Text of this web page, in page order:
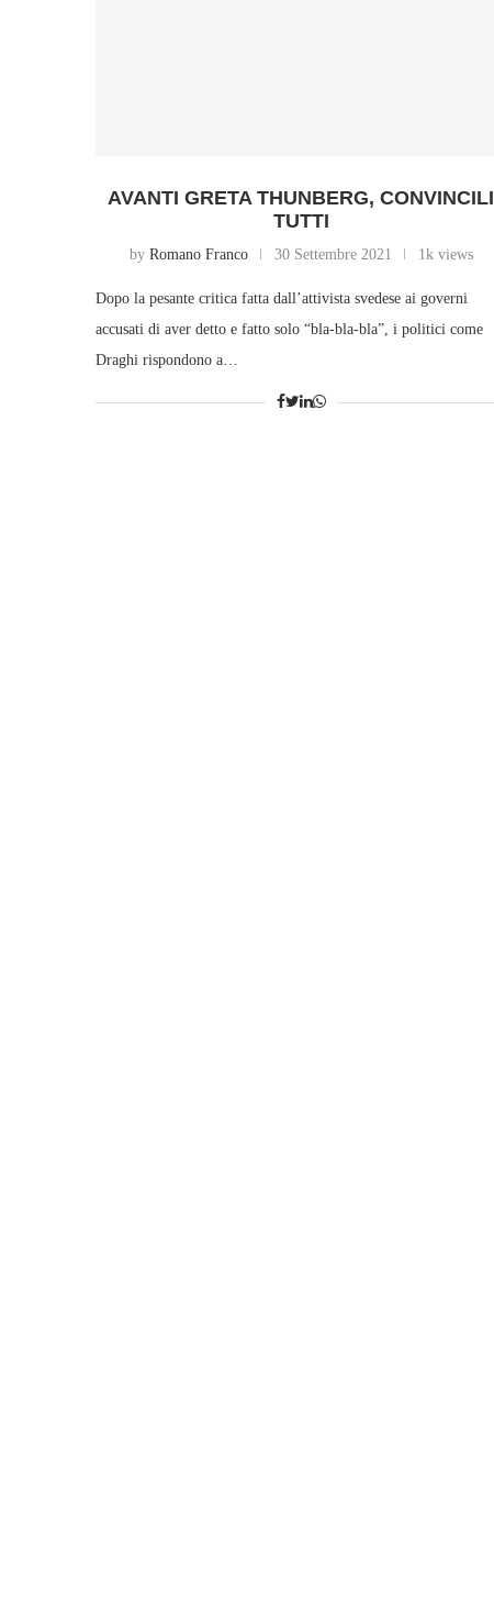
AVANTI GRETA THUNBERG, CONVINCILI
TUTTI
by Romano Franco 30 Settembre 2021 1k views
Dopo la pesante critica fatta dall’attivista svedese ai governi
accusati di aver detto e fatto solo “bla-bla-bla”, i politici come
Draghi rispondono a…